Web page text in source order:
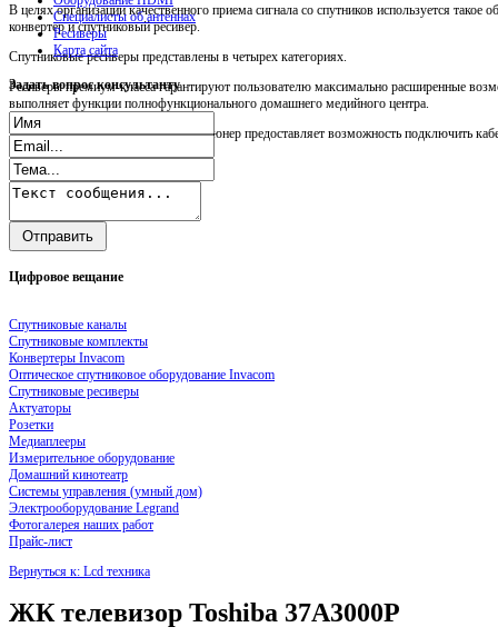
В целях организации качественного приема сигнала со спутников используется такое
конвертер и спутниковый ресивер.
Спутниковые ресиверы представлены в четырех категориях.
Ресиверы премиум-класса гарантируют пользователю максимально расширенные
выполняет функции полнофункционального домашнего медийного центра.
Прежде всего, следует сказать, что тюнер предоставляет возможность подключить
Специалисты об антеннах
Ресиверы
Карта сайта
Задатьвопрос консультанту
Цифровое вещание
Спутниковые каналы
Спутниковые комплекты
Конвертеры Invacom
Оптическое спутниковое оборудование Invacom
Спутниковые ресиверы
Актуаторы
Розетки
Медиаплееры
Измерительное оборудование
Домашний кинотеатр
Системы управления (умный дом)
Электрооборудование Legrand
Фотогалерея наших работ
Прайс-лист
Вернуться к: Lcd техника
ЖК телевизор Toshiba 37A3000P